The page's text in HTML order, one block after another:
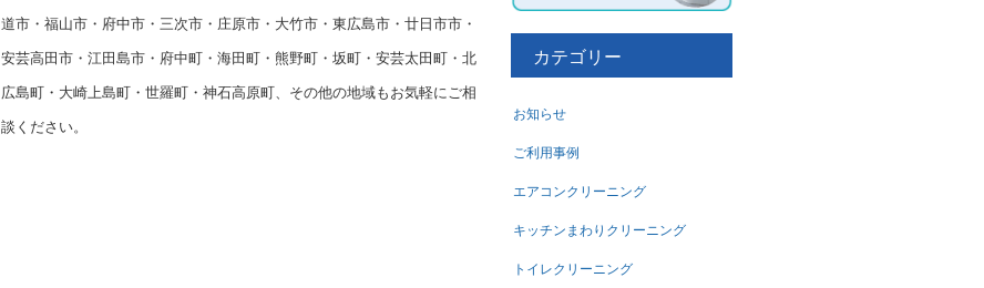
道市・福山市・府中市・三次市・庄原市・大竹市・東広島市・廿日市市・
安芸高田市・江田島市・府中町・海田町・熊野町・坂町・安芸太田町・北
広島町・大崎上島町・世羅町・神石高原町、その他の地域もお気軽にご相
談ください。
カテゴリー
お知らせ
ご利用事例
エアコンクリーニング
キッチンまわりクリーニング
トイレクリーニング